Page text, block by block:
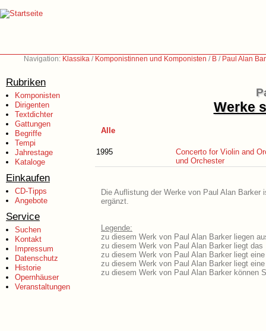
Navigation: Klassika / Komponistinnen und Komponisten / B / Paul Alan
Rubriken
Komponisten
Dirigenten
Textdichter
Gattungen
Begriffe
Tempi
Jahrestage
Kataloge
Einkaufen
CD-Tipps
Angebote
Service
Suchen
Kontakt
Impressum
Datenschutz
Historie
Opernhäuser
Veranstaltungen
Werke
Alle
1995
Concerto for Violin and
und Orchester
Die Auflistung der Werke von Paul Alan
ergänzt.
Legende:
zu diesem Werk von Paul Alan Barker liegen
zu diesem Werk von Paul Alan Barker liegt das
zu diesem Werk von Paul Alan Barker liegt
zu diesem Werk von Paul Alan Barker liegt
zu diesem Werk von Paul Alan Barker können